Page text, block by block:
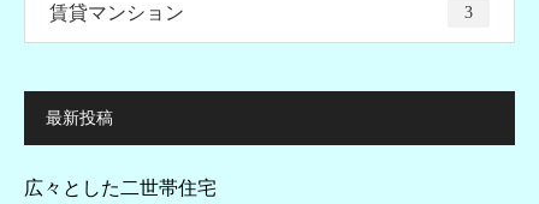
賃貸マンション 3
最新投稿
広々とした二世帯住宅